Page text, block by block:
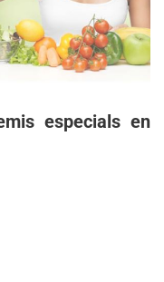
especials en